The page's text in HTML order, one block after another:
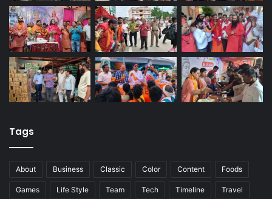
Tags
About Business Classic Color Content Foods
Games Life Style Team Tech Timeline Travel